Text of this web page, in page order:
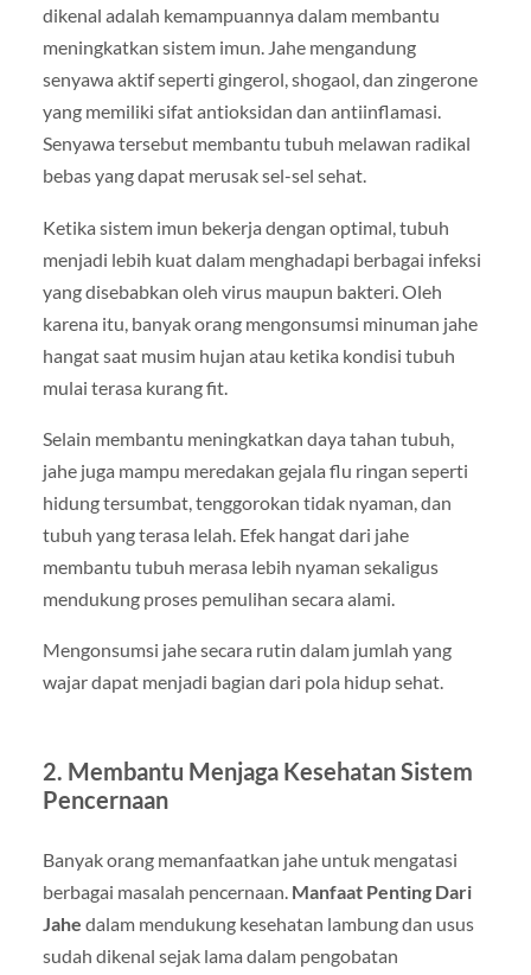
dikenal adalah kemampuannya dalam membantu
meningkatkan sistem imun. Jahe mengandung
senyawa aktif seperti gingerol, shogaol, dan zingerone
yang memiliki sifat antioksidan dan antiinflamasi.
Senyawa tersebut membantu tubuh melawan radikal
bebas yang dapat merusak sel-sel sehat.
Ketika sistem imun bekerja dengan optimal, tubuh
menjadi lebih kuat dalam menghadapi berbagai infeksi
yang disebabkan oleh virus maupun bakteri. Oleh
karena itu, banyak orang mengonsumsi minuman jahe
hangat saat musim hujan atau ketika kondisi tubuh
mulai terasa kurang fit.
Selain membantu meningkatkan daya tahan tubuh,
jahe juga mampu meredakan gejala flu ringan seperti
hidung tersumbat, tenggorokan tidak nyaman, dan
tubuh yang terasa lelah. Efek hangat dari jahe
membantu tubuh merasa lebih nyaman sekaligus
mendukung proses pemulihan secara alami.
Mengonsumsi jahe secara rutin dalam jumlah yang
wajar dapat menjadi bagian dari pola hidup sehat.
2. Membantu Menjaga Kesehatan Sistem
Pencernaan
Banyak orang memanfaatkan jahe untuk mengatasi
berbagai masalah pencernaan. Manfaat Penting Dari
Jahe dalam mendukung kesehatan lambung dan usus
sudah dikenal sejak lama dalam pengobatan